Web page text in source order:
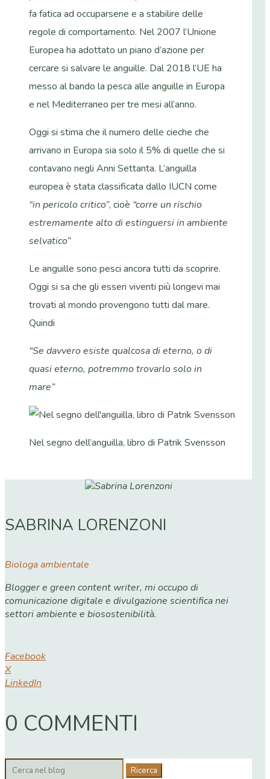
fa fatica ad occuparsene e a stabilire delle
regole di comportamento. Nel 2007 l’Unione
Europea ha adottato un piano d’azione per
cercare si salvare le anguille. Dal 2018 l’UE ha
messo al bando la pesca alle anguille in Europa
e nel Mediterraneo per tre mesi all’anno.
Oggi si stima che il numero delle cieche che
arrivano in Europa sia solo il 5% di quelle che si
contavano negli Anni Settanta. L’anguilla
europea è stata classificata dallo IUCN come
“in pericolo critico”, cioè “corre un rischio
estremamente alto di estinguersi in ambiente
selvatico”
Le anguille sono pesci ancora tutti da scoprire.
Oggi si sa che gli esseri viventi più longevi mai
trovati al mondo provengono tutti dal mare.
Quindi
“Se davvero esiste qualcosa di eterno, o di
quasi eterno, potremmo trovarlo solo in
mare”
Nel segno dell’anguilla, libro di Patrik Svensson
SABRINA LORENZONI
Biologa ambientale
Blogger e green content writer, mi occupo di
comunicazione digitale e divulgazione scientifica nei
settori ambiente e biosostenibilità.
Facebook
X
LinkedIn
0 COMMENTI
Cerca: